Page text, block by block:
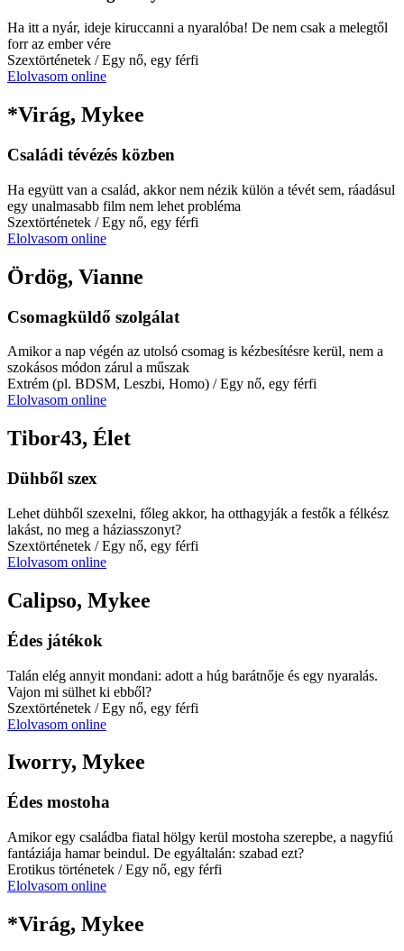
Ha itt a nyár, ideje kiruccanni a nyaralóba! De nem csak a melegtől
forr az ember vére
Szextörténetek / Egy nő, egy férfi
Elolvasom online
*Virág, Mykee
Családi tévézés közben
Ha együtt van a család, akkor nem nézik külön a tévét sem, ráadásul
egy unalmasabb film nem lehet probléma
Szextörténetek / Egy nő, egy férfi
Elolvasom online
Ördög, Vianne
Csomagküldő szolgálat
Amikor a nap végén az utolsó csomag is kézbesítésre kerül, nem a
szokásos módon zárul a műszak
Extrém (pl. BDSM, Leszbi, Homo) / Egy nő, egy férfi
Elolvasom online
Tibor43, Élet
Dühből szex
Lehet dühből szexelni, főleg akkor, ha otthagyják a festők a félkész
lakást, no meg a háziasszonyt?
Szextörténetek / Egy nő, egy férfi
Elolvasom online
Calipso, Mykee
Édes játékok
Talán elég annyit mondani: adott a húg barátnője és egy nyaralás.
Vajon mi sülhet ki ebből?
Szextörténetek / Egy nő, egy férfi
Elolvasom online
Iworry, Mykee
Édes mostoha
Amikor egy családba fiatal hölgy kerül mostoha szerepbe, a nagyfiú
fantáziája hamar beindul. De egyáltalán: szabad ezt?
Erotikus történetek / Egy nő, egy férfi
Elolvasom online
*Virág, Mykee